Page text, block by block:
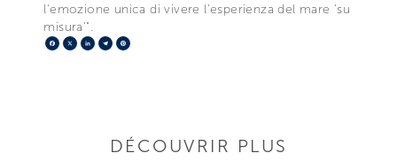
l'emozione unica di vivere l'esperienza del mare 'su
misura'".
Facebook
X LinkedIn
Telegram
DÉCOUVRIR PLUS